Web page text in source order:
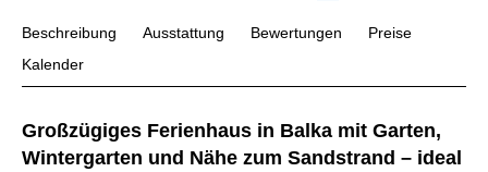
Beschreibung Ausstattung Bewertungen
Preise
Kalender
Großzügiges Ferienhaus in Balka mit Garten,
Wintergarten und Nähe zum Sandstrand – ideal